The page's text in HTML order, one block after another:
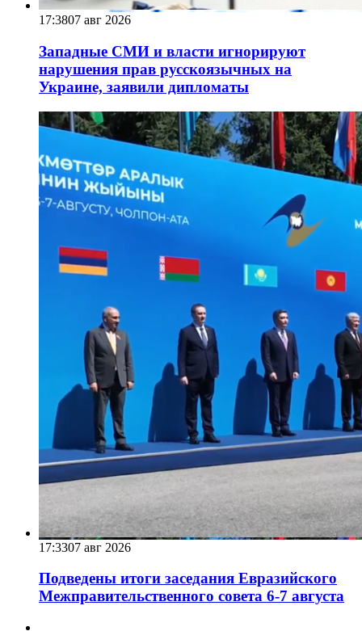
17:3807 авг 2026
Западные СМИ и власти игнорируют
нарушения прав русскоязычных на
Украине, заявили дипломаты
17:3307 авг 2026
Подведены итоги заседания Евразийского
Межправительственного совета 6-7 августа